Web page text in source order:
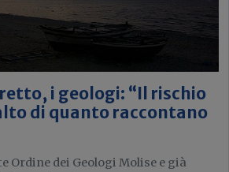
i geologi: “Il rischio
di quanto raccontano
Ordine dei Geologi Molise e già